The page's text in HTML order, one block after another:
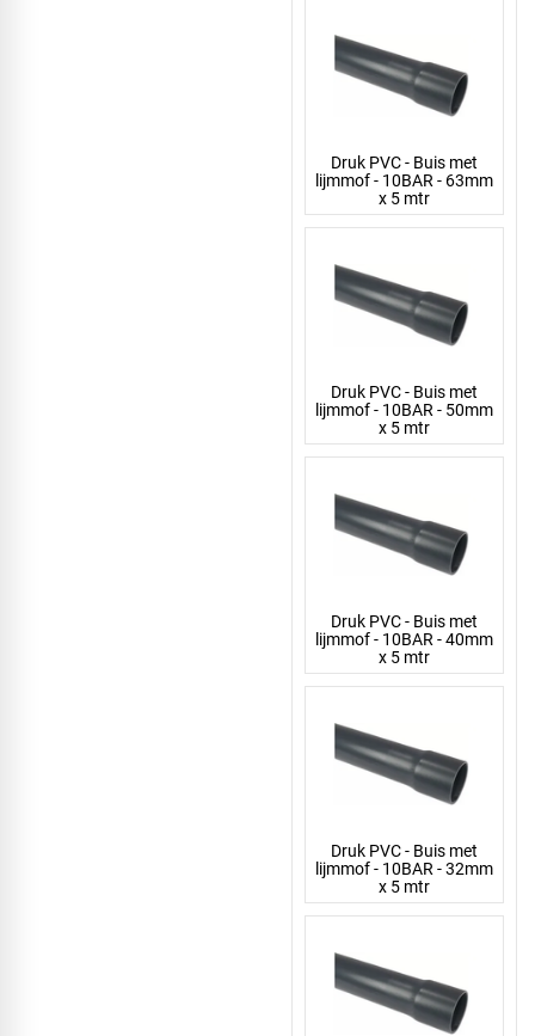
Druk PVC - Buis met
lijmmof - 10BAR - 63mm
x 5 mtr
Druk PVC - Buis met
lijmmof - 10BAR - 50mm
x 5 mtr
Druk PVC - Buis met
lijmmof - 10BAR - 40mm
x 5 mtr
Druk PVC - Buis met
lijmmof - 10BAR - 32mm
x 5 mtr